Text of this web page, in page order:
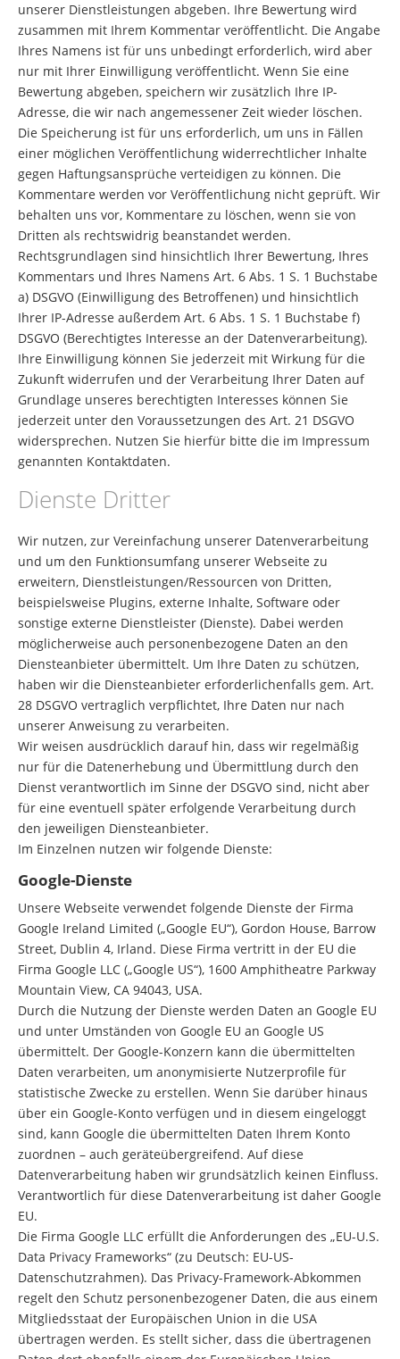
unserer Dienstleistungen abgeben. Ihre Bewertung wird
zusammen mit Ihrem Kommentar veröffentlicht. Die Angabe
Ihres Namens ist für uns unbedingt erforderlich, wird aber
nur mit Ihrer Einwilligung veröffentlicht. Wenn Sie eine
Bewertung abgeben, speichern wir zusätzlich Ihre IP-
Adresse, die wir nach angemessener Zeit wieder löschen.
Die Speicherung ist für uns erforderlich, um uns in Fällen
einer möglichen Veröffentlichung widerrechtlicher Inhalte
gegen Haftungsansprüche verteidigen zu können. Die
Kommentare werden vor Veröffentlichung nicht geprüft. Wir
behalten uns vor, Kommentare zu löschen, wenn sie von
Dritten als rechtswidrig beanstandet werden.
Rechtsgrundlagen sind hinsichtlich Ihrer Bewertung, Ihres
Kommentars und Ihres Namens Art. 6 Abs. 1 S. 1 Buchstabe
a) DSGVO (Einwilligung des Betroffenen) und hinsichtlich
Ihrer IP-Adresse außerdem Art. 6 Abs. 1 S. 1 Buchstabe f)
DSGVO (Berechtigtes Interesse an der Datenverarbeitung).
Ihre Einwilligung können Sie jederzeit mit Wirkung für die
Zukunft widerrufen und der Verarbeitung Ihrer Daten auf
Grundlage unseres berechtigten Interesses können Sie
jederzeit unter den Voraussetzungen des Art. 21 DSGVO
widersprechen. Nutzen Sie hierfür bitte die im Impressum
genannten Kontaktdaten.
Dienste Dritter
Wir nutzen, zur Vereinfachung unserer Datenverarbeitung
und um den Funktionsumfang unserer Webseite zu
erweitern, Dienstleistungen/Ressourcen von Dritten,
beispielsweise Plugins, externe Inhalte, Software oder
sonstige externe Dienstleister (Dienste). Dabei werden
möglicherweise auch personenbezogene Daten an den
Diensteanbieter übermittelt. Um Ihre Daten zu schützen,
haben wir die Diensteanbieter erforderlichenfalls gem. Art.
28 DSGVO vertraglich verpflichtet, Ihre Daten nur nach
unserer Anweisung zu verarbeiten.
Wir weisen ausdrücklich darauf hin, dass wir regelmäßig
nur für die Datenerhebung und Übermittlung durch den
Dienst verantwortlich im Sinne der DSGVO sind, nicht aber
für eine eventuell später erfolgende Verarbeitung durch
den jeweiligen Diensteanbieter.
Im Einzelnen nutzen wir folgende Dienste:
Google-Dienste
Unsere Webseite verwendet folgende Dienste der Firma
Google Ireland Limited („Google EU“), Gordon House, Barrow
Street, Dublin 4, Irland. Diese Firma vertritt in der EU die
Firma Google LLC („Google US“), 1600 Amphitheatre Parkway
Mountain View, CA 94043, USA.
Durch die Nutzung der Dienste werden Daten an Google EU
und unter Umständen von Google EU an Google US
übermittelt. Der Google-Konzern kann die übermittelten
Daten verarbeiten, um anonymisierte Nutzerprofile für
statistische Zwecke zu erstellen. Wenn Sie darüber hinaus
über ein Google-Konto verfügen und in diesem eingeloggt
sind, kann Google die übermittelten Daten Ihrem Konto
zuordnen – auch geräteübergreifend. Auf diese
Datenverarbeitung haben wir grundsätzlich keinen Einfluss.
Verantwortlich für diese Datenverarbeitung ist daher Google
EU.
Die Firma Google LLC erfüllt die Anforderungen des „EU-U.S.
Data Privacy Frameworks“ (zu Deutsch: EU-US-
Datenschutzrahmen). Das Privacy-Framework-Abkommen
regelt den Schutz personenbezogener Daten, die aus einem
Mitgliedsstaat der Europäischen Union in die USA
übertragen werden. Es stellt sicher, dass die übertragenen